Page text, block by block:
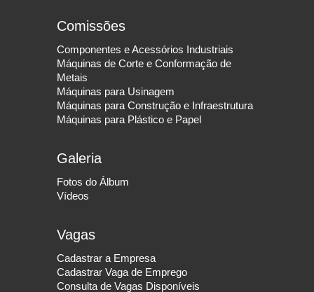
Comissões
Componentes e Acessórios Industriais
Máquinas de Corte e Conformação de
Metais
Máquinas para Usinagem
Máquinas para Construção e Infraestrutura
Máquinas para Plástico e Papel
Galeria
Fotos do Álbum
Vídeos
Vagas
Cadastrar a Empresa
Cadastrar Vaga de Emprego
Consulta de Vagas Disponíveis